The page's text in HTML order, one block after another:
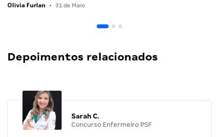
Olivia Furlan • 31 de Maio
Depoimentos relacionados
Sarah C.
Concurso Enfermeiro PSF